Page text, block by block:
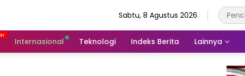
Sabtu, 8 Agustus 2026
Internasional Teknologi Indeks Berita Lainnya